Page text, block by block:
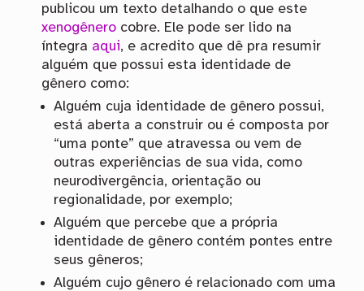
publicou um texto detalhando o que este
xenogênerocobre. Ele pode ser lido na
íntegra aqui, e acredito que dê pra resumir
alguém que possui esta identidade de
gênero como:
Alguém cuja identidade de gênero possui,
está aberta a construir ou é composta por
“uma ponte” que atravessa ou vem de
outras experiências de sua vida, como
neurodivergência, orientação ou
regionalidade, por exemplo;
Alguém que percebe que a própria
identidade de gênero contém pontes entre
seus gêneros;
Alguém cujo gênero é relacionado com uma